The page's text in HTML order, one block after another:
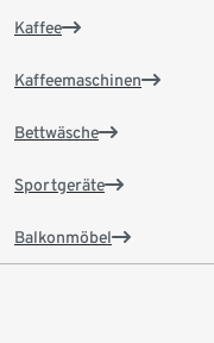
Kaffee
Kaffeemaschinen
Bettwäsche
Sportgeräte
Balkonmöbel